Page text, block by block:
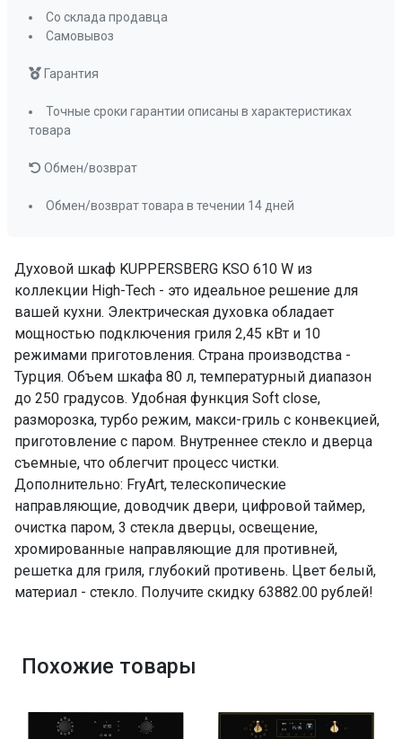
Нижний нагрев + турбо
Эмаль легкой очистки
Съемная дверца духового шкафа
Съемное внутреннее стекло
да
Доводчик двери
да
Переключатели (тип)
утапливаемые
Таймер
цифровой
Очистка духовки
очистка паром
Количество стекол дверцы
3
Освещение
да
Направляющие для противней
хромированные,
съемные
Перфорированный противень
да
Решетка для гриля
да
Глубокий противень
да
ПРОМО Скидка
=63882.00
Духовой шкаф KUPPERSBERG KSO 610 W из
коллекции High-Tech - это идеальное решение для
вашей кухни. Электрическая духовка обладает
мощностью подключения гриля 2,45 кВт и 10
режимами приготовления. Страна производства -
Турция. Объем шкафа 80 л, температурный диапазон
до 250 градусов. Удобная функция Soft close,
разморозка, турбо режим, макси-гриль с конвекцией,
приготовление с паром. Внутреннее стекло и дверца
съемные, что облегчит процесс чистки.
Дополнительно: FryArt, телескопические
направляющие, доводчик двери, цифровой таймер,
очистка паром, 3 стекла дверцы, освещение,
хромированные направляющие для противней,
решетка для гриля, глубокий противень. Цвет белый,
материал - стекло. Получите скидку 63882.00 рублей!
Со склада продавца
Самовывоз
Гарантия
Точные сроки гарантии описаны в характеристиках
товара
Обмен/возврат
Обмен/возврат товара в течении 14 дней
Похожие товары